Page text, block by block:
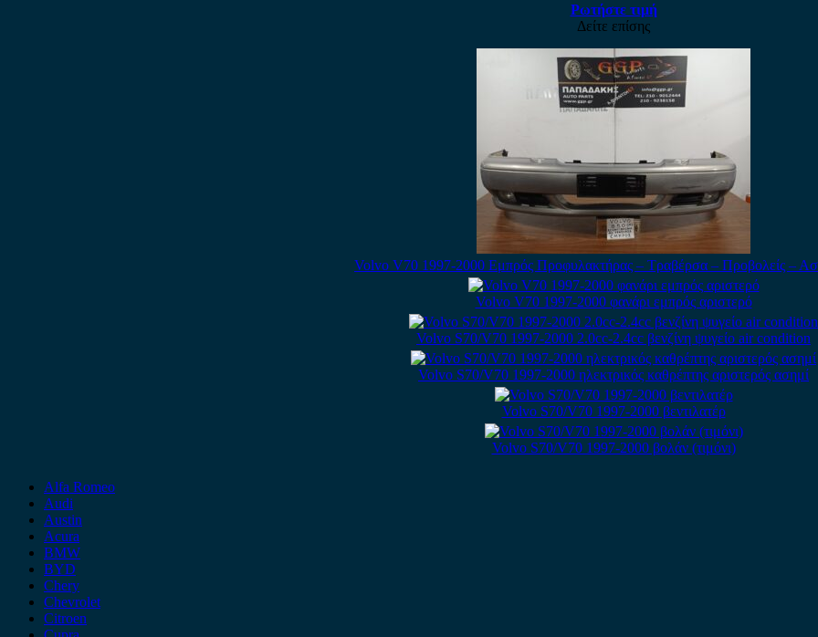
Ρωτήστε τιμή
Δείτε επίσης
Volvo V70 1997-2000 Εμπρός Προφυλακτήρας – Τραβέρσα – Προβολείς –
Volvo V70 1997-2000 φανάρι εμπρός αριστερό
Volvo S70/V70 1997-2000 2.0cc-2.4cc βενζίνη ψυγείο air condition
Volvo S70/V70 1997-2000 ηλεκτρικός καθρέπτης αριστερός ασημί
Volvo S70/V70 1997-2000 βεντιλατέρ
Volvo S70/V70 1997-2000 βολάν (τιμόνι)
Alfa Romeo
Audi
Austin
Acura
BMW
BYD
Chery
Chevrolet
Citroen